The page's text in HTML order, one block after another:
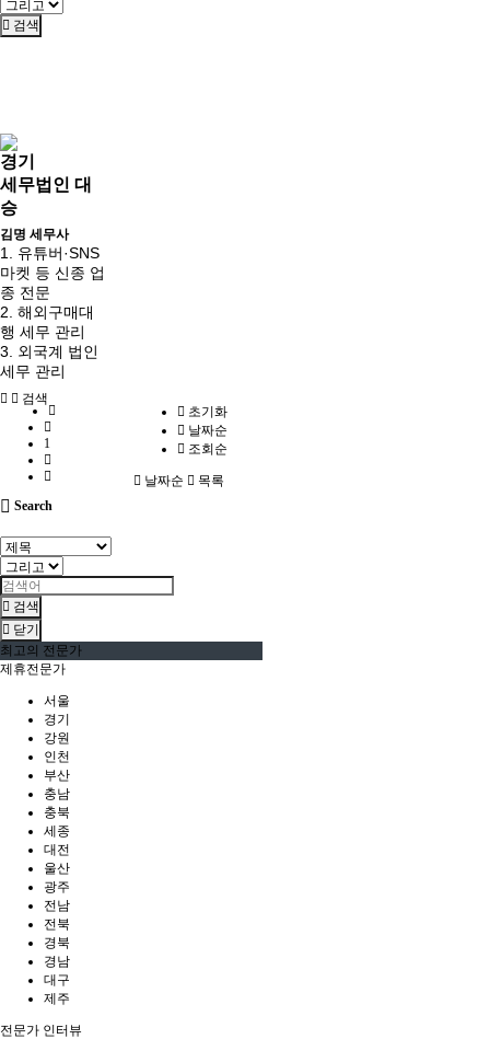
검색
경기
세무법인 대
승
김명 세무사
1. 유튜버·SNS
마켓 등 신종 업
종 전문
2. 해외구매대
행 세무 관리
3. 외국계 법인
세무 관리
초기화
날짜순
조회순
날짜순 목록
검색
1
Search
검색
닫기
최고의 전문가
제휴전문가
서울
경기
강원
인천
부산
충남
충북
세종
대전
울산
광주
전남
전북
경북
경남
대구
제주
전문가 인터뷰